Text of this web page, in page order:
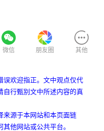
微信 朋友圈 其他
误欢迎指正。文中观点仅代
自行甄别文中所述内容的真
来源于本网站和本页面链
他网站或公共平台。